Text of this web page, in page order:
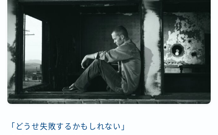
「どうせ失敗するかもしれない」